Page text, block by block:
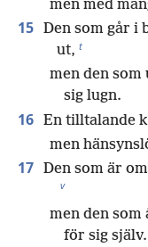
men med
15 Den som går i
ut, t
men den
sig lugn.
16 En tilltalande
men
17 Den som är
v
men den
för sig själv.